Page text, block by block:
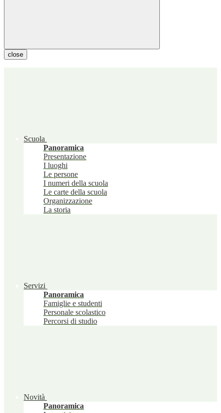
close
Scuola
Panoramica
Presentazione
I luoghi
Le persone
I numeri della scuola
Le carte della scuola
Organizzazione
La storia
Servizi
Panoramica
Famiglie e studenti
Personale scolastico
Percorsi di studio
Novità
Panoramica